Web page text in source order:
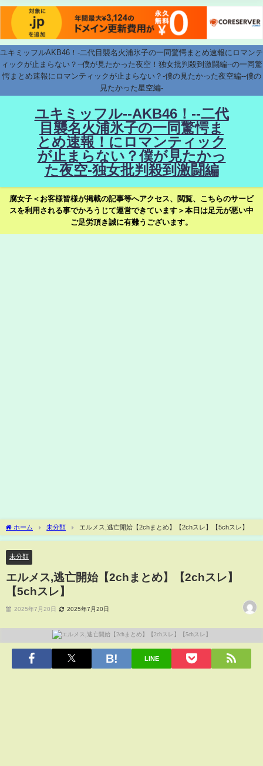
ユキミッフルAKB46！-二代目襲名火浦氷子の一同驚愕まとめ速報にロマンテ
ィックが止まらない？--僕が見たかった夜空！独女批判殺到激闘編--の一同驚
愕まとめ速報にロマンティックが止まらない？-僕の見たかった夜空編--僕の
見たかった星空編-
ユキミッフル--AKB46！--二代
目襲名火浦氷子の一同驚愕ま
とめ速報！にロマンティック
が止まらない？僕が見たかっ
た夜空-独女批判殺到激闘編
腐女子＜お客様皆様が掲載の記事等へアクセス、閲覧、こちらのサービ
スを利用される事でかろうじて運営できています＞本日は足元が悪い中
ご足労頂き誠に有難うございます。
ホーム 未分類 エルメス,逃亡開始【2chまとめ】【2chスレ】【5chスレ】
未分類
エルメス,逃亡開始【2chまとめ】【2chスレ】
【5chスレ】
2025年7月20日 2025年7月20日
LINE